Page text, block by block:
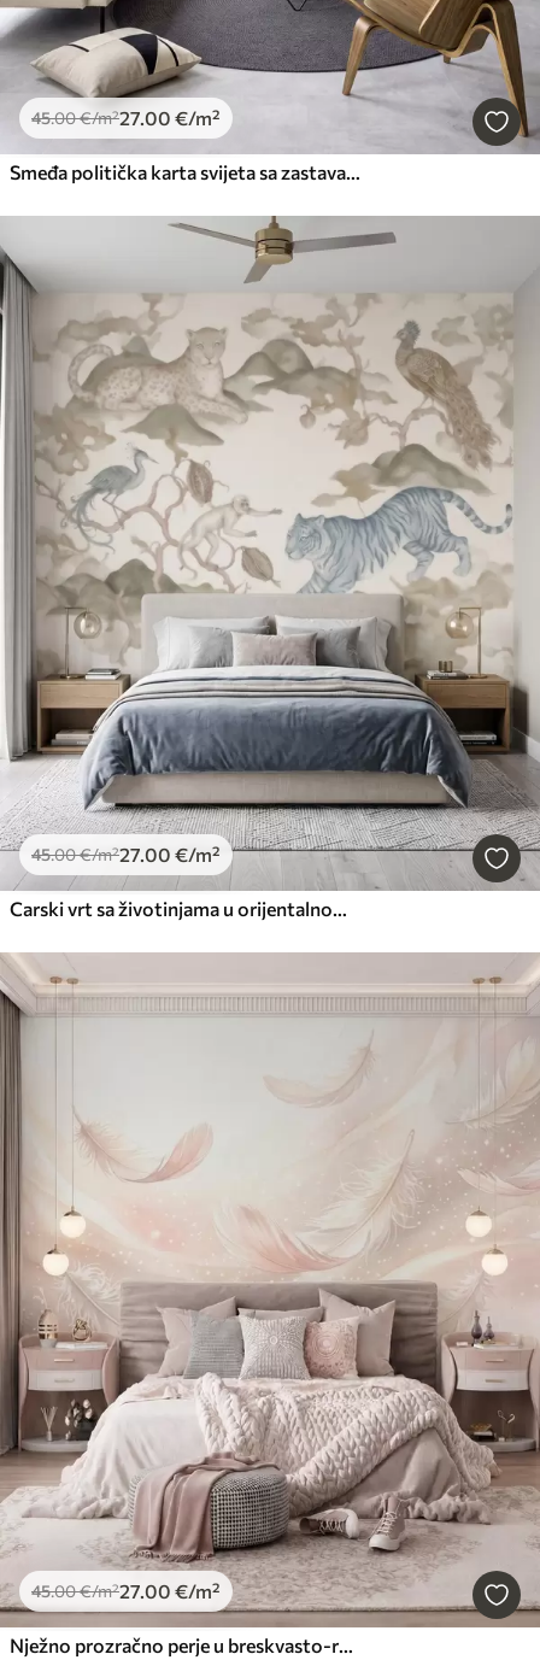
45.00€/m²27.00 €/m²
Smeđa politička karta svijeta sa zastavama na engleskom jeziku
45.00€/m²27.00 €/m²
Carski vrt sa životinjama u orijentalnom stilu - majmunom, leopardom, tigrom, paunom i čapljom
45.00€/m²27.00 €/m²
Nježno prozračno perje u breskvasto-ružičastoj izmaglici sa svjetlucavim efektom